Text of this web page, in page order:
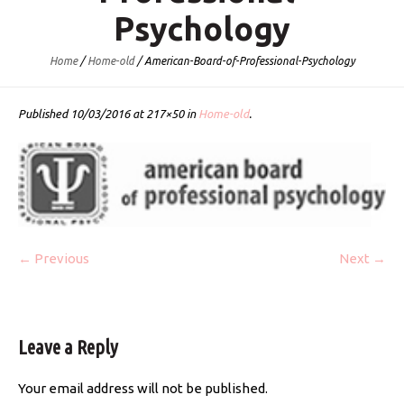
Psychology
Home / Home-old /American-Board-of-Professional-Psychology
Published 10/03/2016at 217×50 in Home-old.
← Previous Next →
Leave a Reply
Your email address will not be published.